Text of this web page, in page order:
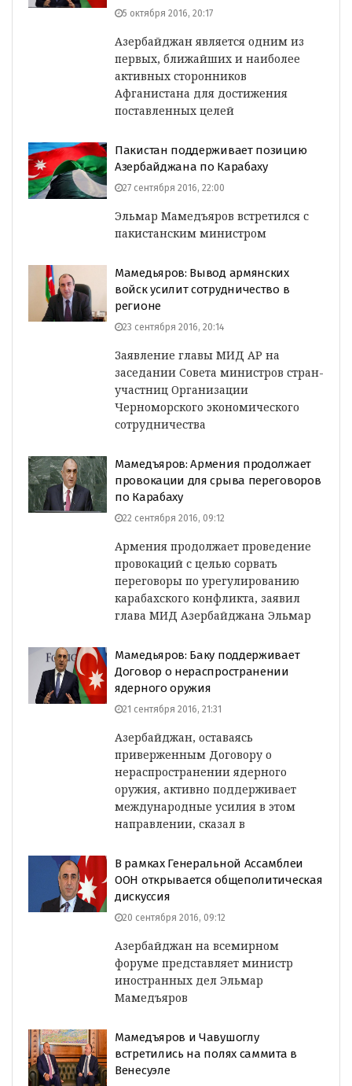
5 октября 2016, 20:17
Азербайджан является одним из
первых, ближайших и наиболее
активных сторонников
Афганистана для достижения
поставленных целей
Пакистан поддерживает позицию
Азербайджана по Карабаху
27 сентября 2016, 22:00
Эльмар Мамедъяров встретился с
пакистанским министром
Мамедьяров: Вывод армянских
войск усилит сотрудничество в
регионе
23 сентября 2016, 20:14
Заявление главы МИД АР на
заседании Совета министров стран-
участниц Организации
Черноморского экономического
сотрудничества
Мамедъяров: Армения продолжает
провокации для срыва переговоров
по Карабаху
22 сентября 2016, 09:12
Армения продолжает проведение
провокаций с целью сорвать
переговоры по урегулированию
карабахского конфликта, заявил
глава МИД Азербайджана Эльмар
Мамедьяров: Баку поддерживает
Договор о нераспространении
ядерного оружия
21 сентября 2016, 21:31
Азербайджан, оставаясь
приверженным Договору о
нераспространении ядерного
оружия, активно поддерживает
международные усилия в этом
направлении, сказал в
В рамках Генеральной Ассамблеи
ООН открывается общеполитическая
дискуссия
20 сентября 2016, 09:12
Азербайджан на всемирном
форуме представляет министр
иностранных дел Эльмар
Мамедъяров
Мамедъяров и Чавушоглу
встретились на полях саммита в
Венесуэле